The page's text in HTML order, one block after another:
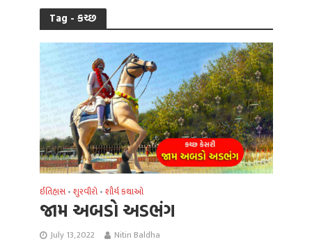
Tag - કચ્છ
ઈતિહાસ • શુરવીરો • શૌર્ય કથાઓ
જામ અબડો અડભંગ
July 13, 2022 Nitin Baldha